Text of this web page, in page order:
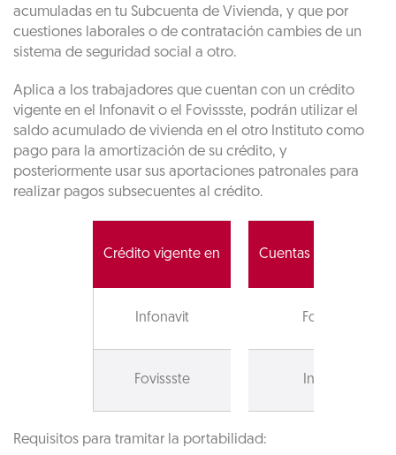
acumuladas en tu Subcuenta de Vivienda, y que por
cuestiones laborales o de contratación cambies de un
sistema de seguridad social a otro.
Aplica a los trabajadores que cuentan con un crédito
vigente en el Infonavit o el Fovissste, podrán utilizar el
saldo acumulado de vivienda en el otro Instituto como
pago para la amortización de su crédito, y
posteriormente usar sus aportaciones patronales para
realizar pagos subsecuentes al crédito.
Crédito vigente en Cuentas con ahorro
Infonavit Fovissste
Fovissste Infonavit
Requisitos para tramitar la portabilidad: